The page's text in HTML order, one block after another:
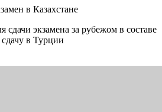
в Казахстане
сдачи экзамена за рубежом в составе
в Турции